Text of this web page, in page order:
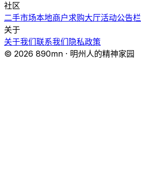
社区
二手市场本地商户求购大厅活动公告栏
关于
关于我们联系我们 隐私政策
© 2026 890mn · 明州人的精神家园